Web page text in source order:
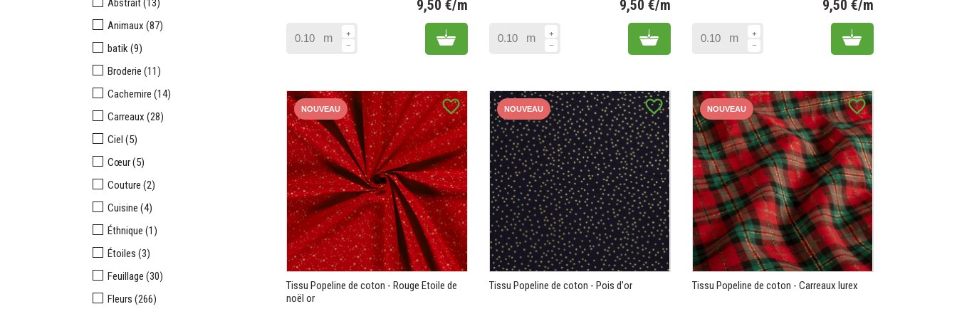
Animaux (87)
batik (9)
Broderie (11)
Cachemire (14)
Carreaux (28)
Ciel (5)
Cœur(5)
Couture (2)
Cuisine (4)
Éthnique (1)
Étoiles (3)
Feuillage (30)
Fleurs (266)
9,50 €/m
m Add to cart
9,50 €/m
m Add to cart
9,50 €/m
m Add to cart
favorite_border
NOUVEAU
Tissu Popeline de coton - Rouge Etoile de
noël or
favorite_border
NOUVEAU
Tissu Popeline de coton - Pois d'or
favorite_border
NOUVEAU
Tissu Popeline de coton - Carreaux lurex